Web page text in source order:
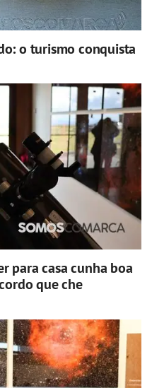
o turismo conquista
para casa cunha boa
que che